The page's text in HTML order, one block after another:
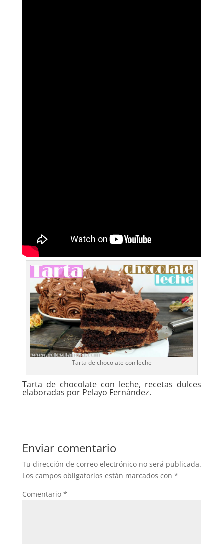
Tarta de chocolate con leche
Tarta de chocolate con leche, recetas dulces
elaboradas por Pelayo Fernández.
Enviar comentario
Tu dirección de correo electrónico no será publicada.
Los campos obligatorios están marcados con *
Comentario *